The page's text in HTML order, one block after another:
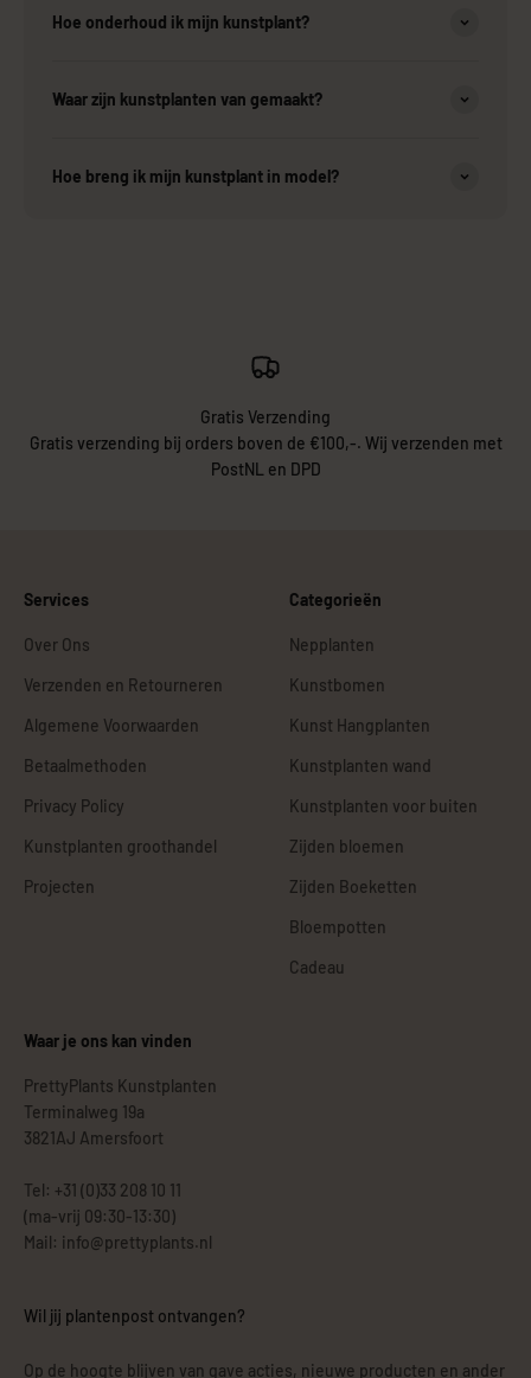
Hoe onderhoud ik mijn kunstplant?
Waar zijn kunstplanten van gemaakt?
Hoe breng ik mijn kunstplant in model?
Gratis Verzending
Gratis verzending bij orders boven de €100,-. Wij verzenden met
PostNL en DPD
Services
Over Ons
Verzenden en Retourneren
Algemene Voorwaarden
Betaalmethoden
Privacy Policy
Kunstplanten groothandel
Projecten
Categorieën
Nepplanten
Kunstbomen
Kunst Hangplanten
Kunstplanten wand
Kunstplanten voor buiten
Zijden bloemen
Zijden Boeketten
Bloempotten
Cadeau
Waar je ons kan vinden
PrettyPlants Kunstplanten
Terminalweg 19a
3821AJ Amersfoort
Tel: +31 (0)33 208 10 11
(ma-vrij 09:30-13:30)
Mail: info@prettyplants.nl
Wil jij plantenpost ontvangen?
Op de hoogte blijven van gave acties, nieuwe producten en ander